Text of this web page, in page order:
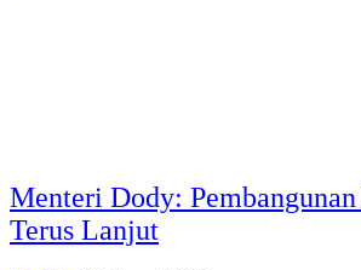
Menteri Dody:
Terus Lanjut